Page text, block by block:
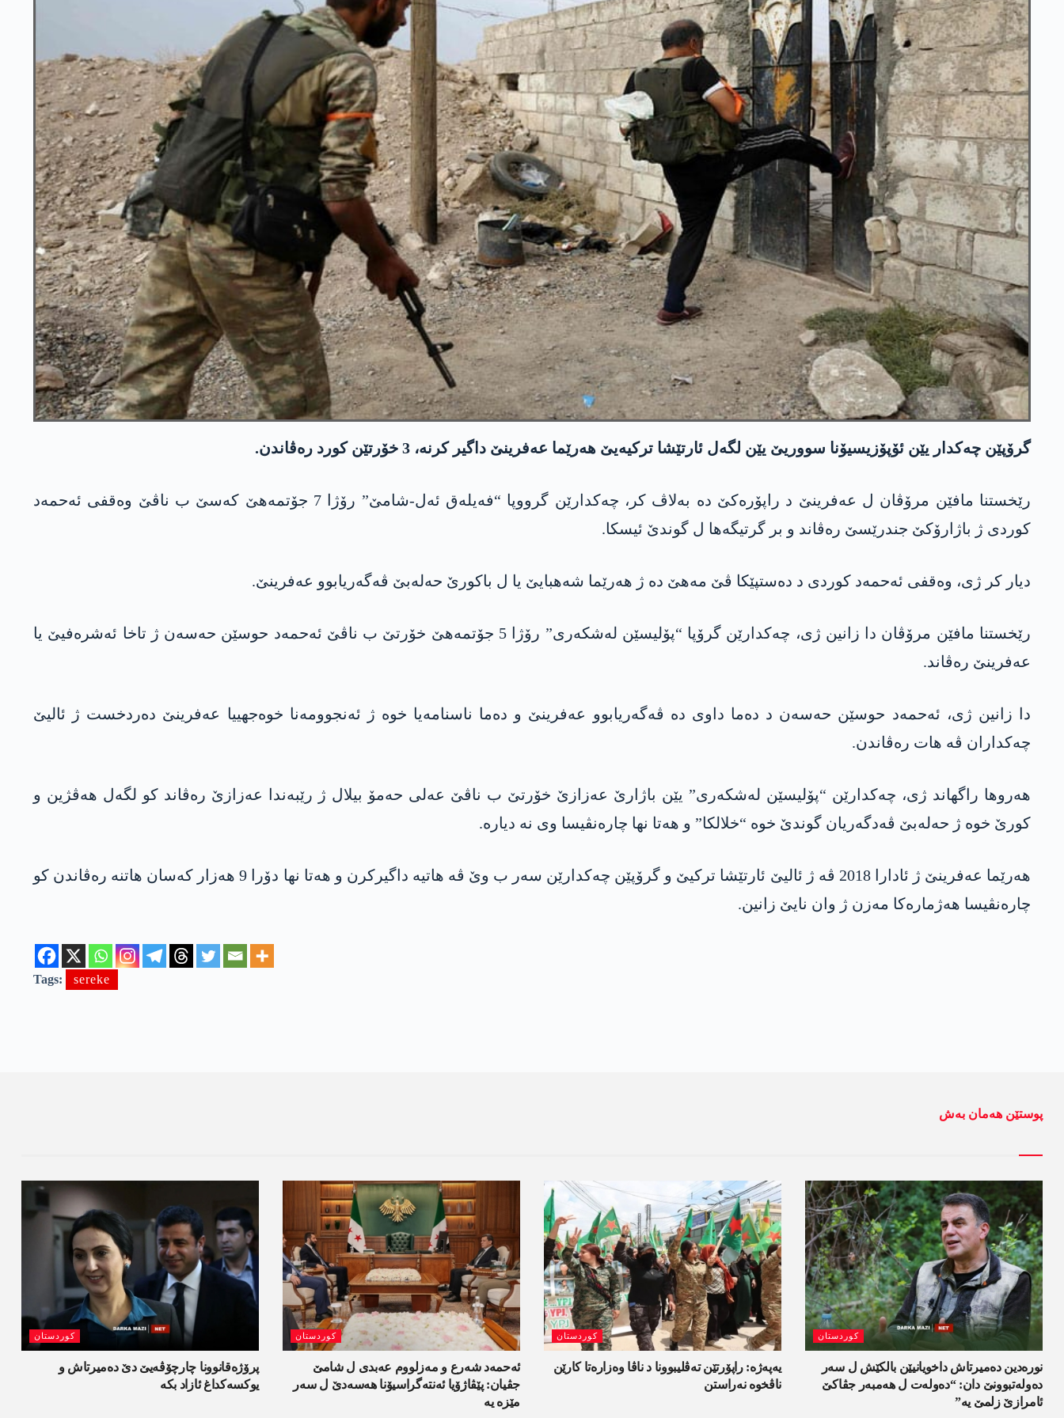
گرۆپێن چەکدار یێن ئۆپۆزیسیۆنا سووریێ یێن لگەل ئارتێشا ترکیەیێ ھەرێما عەفرینێ داگیر کرنە، 3 خۆرتێن کورد رەڤاندن.
رێخستنا مافێن مرۆڤان ل عەفرینێ د راپۆرەکێ دە بەلاڤ کر، چەکدارێن گرووپا “فەیلەق ئەل-شامێ” رۆژا 7 جۆتمەھێ کەسێ ب ناڤێ وەقفی ئەحمەد
کوردی ژ باژارۆکێ جندرێسێ رەڤاند و بر گرتیگەھا ل گوندێ ئیسکا.
دیار کر ژی، وەقفی ئەحمەد کوردی د دەستپێکا ڤێ مەھێ دە ژ ھەرێما شەھبایێ یا ل باکورێ حەلەبێ ڤەگەریابوو عەفرینێ.
رێخستنا مافێن مرۆڤان دا زانین ژی، چەکدارێن گرۆپا “پۆلیسێن لەشکەری” رۆژا 5 جۆتمەھێ خۆرتێ ب ناڤێ ئەحمەد حوسێن حەسەن ژ تاخا ئەشرەفیێ یا
عەفرینێ رەڤاند.
دا زانین ژی، ئەحمەد حوسێن حەسەن د دەما داوی دە ڤەگەریابوو عەفرینێ و دەما ناسنامەیا خوە ژ ئەنجوومەنا خوەجھییا عەفرینێ دەردخست ژ ئالیێ
چەکداران ڤە ھات رەڤاندن.
ھەروھا راگھاند ژی، چەکدارێن “پۆلیسێن لەشکەری” یێن باژارێ عەزازێ خۆرتێ ب ناڤێ عەلی حەمۆ بیلال ژ رێبەندا عەزازێ رەڤاند کو لگەل ھەڤژین و
کورێ خوە ژ حەلەبێ ڤەدگەریان گوندێ خوە “خلالکا” و ھەتا نھا چارەنڤیسا وی نە دیارە.
ھەرێما عەفرینێ ژ ئادارا 2018 ڤە ژ ئالیێ ئارتێشا ترکیێ و گرۆپێن چەکدارێن سەر ب وێ ڤە ھاتیە داگیرکرن و ھەتا نھا دۆرا 9 ھەزار کەسان ھاتنە رەڤاندن کو
چارەنڤیسا ھەژمارەکا مەزن ژ وان نایێ زانین.
Tags: sereke
پوستێن ھەمان بەش
کوردستان
پرۆژەقانوونا چارچۆڤەیێ دێ دەمیرتاش و
یوکسەکداغ ئازاد بکە
کوردستان
ئەحمەد شەرع و مەزلووم عەبدی ل شامێ
جڤیان: پێڤاژۆیا ئەنتەگراسیۆنا ھەسەدێ ل سەر
مێزە یە
کوردستان
یەپەژە: راپۆرتێن تەڤلیبوونا د ناڤا وەزارەتا کارێن
ناڤخوە نەراستن
کوردستان
نورەدین دەمیرتاش داخویانیێن بالکێش ل سەر
دەولەتبوونێ دان: “دەولەت ل ھەمبەر جڤاکێ
ئامرازێ زلمێ یە”